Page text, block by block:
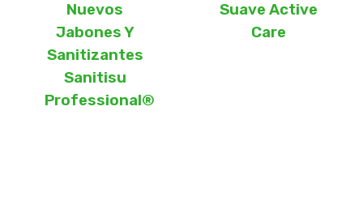
Nuevos
Jabones Y
Sanitizantes
Sanitisu
Professional®
Suave Active
Care